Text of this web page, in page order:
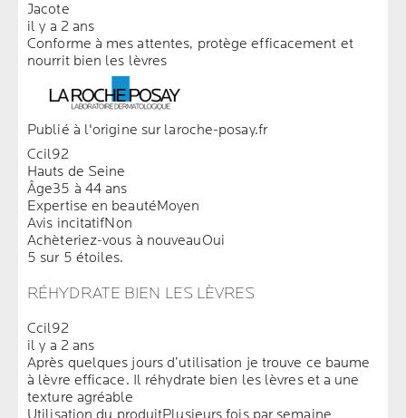
Jacote
il y a 2 ans
Conforme à mes attentes, protège efficacement et
nourrit bien les lèvres
Publié à l'origine sur laroche-posay.fr
Ccil92
Hauts de Seine
Âge35 à 44 ans
Expertise en beautéMoyen
Avis incitatifNon
Achèteriez-vous à nouveauOui
5 sur 5 étoiles.
RÉHYDRATE BIEN LES LÈVRES
Ccil92
il y a 2 ans
Après quelques jours d’utilisation je trouve ce baume
à lèvre efficace. Il réhydrate bien les lèvres et a une
texture agréable